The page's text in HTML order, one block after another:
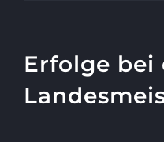
Erfolge bei